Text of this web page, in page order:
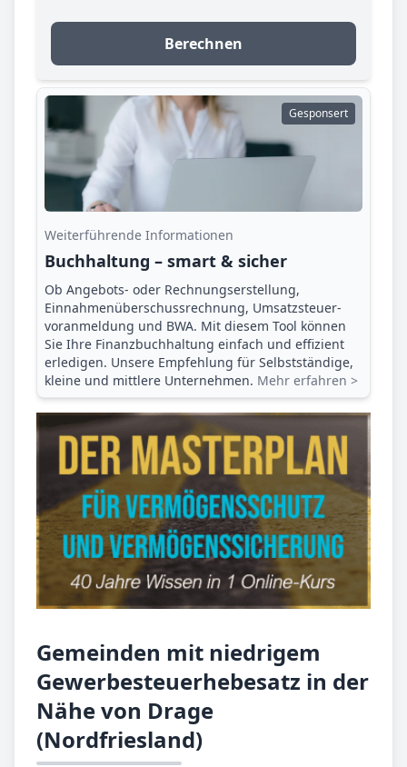
Berechnen
Gesponsert
Weiterführende Informationen
Buchhaltung – smart & sicher
Ob Angebots- oder Rechnungserstellung,
Einnahmenüberschuss­rechnung, Umsatzsteuer­
voranmeldung und BWA. Mit diesem Tool können
Sie Ihre Finanz­buchhaltung einfach und effizient
erledigen. Unsere Empfehlung für Selbstständige,
kleine und mittlere Unternehmen. Mehr erfahren >
Gemeinden mit niedrigem
Gewerbesteuerhebesatz in der
Nähe von Drage
(Nordfriesland)